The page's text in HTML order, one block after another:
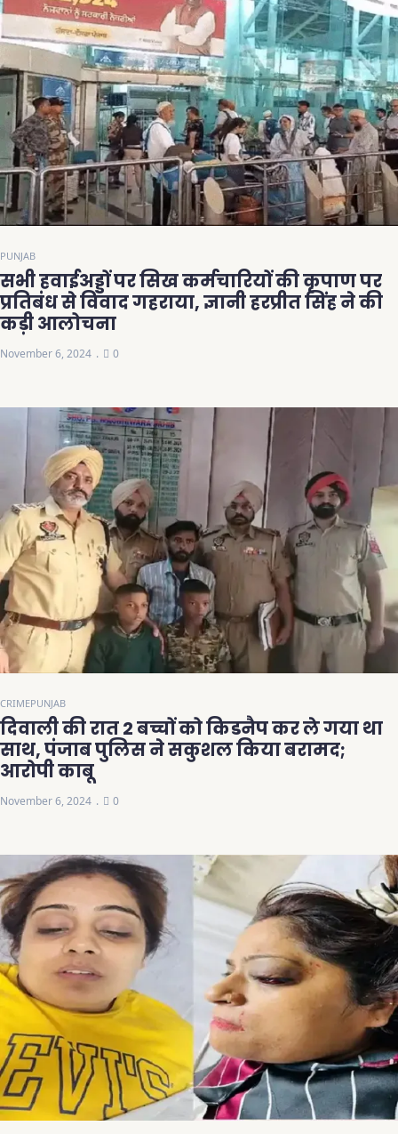
PUNJAB
सभी हवाईअड्डों पर सिख कर्मचारियों की कृपाण पर
प्रतिबंध से विवाद गहराया, ज्ञानी हरप्रीत सिंह ने की
कड़ी आलोचना
November 6, 2024 0
CRIMEPUNJAB
दिवाली की रात 2 बच्चों को किडनैप कर ले गया था
साथ, पंजाब पुलिस ने सकुशल किया बरामद;
आरोपी काबू
November 6, 2024 0